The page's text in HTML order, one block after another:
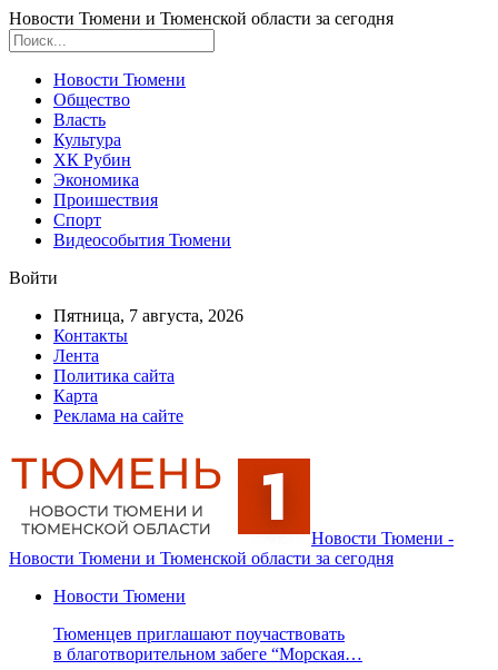
Новости Тюмени и Тюменской области за сегодня
Новости Тюмени
Общество
Власть
Культура
ХК Рубин
Экономика
Проишествия
Спорт
Видеособытия Тюмени
Войти
Пятница, 7 августа, 2026
Контакты
Лента
Политика сайта
Карта
Реклама на сайте
Новости Тюмени -
Новости Тюмени и Тюменской области за сегодня
Новости Тюмени
Тюменцев приглашают поучаствовать
в благотворительном забеге “Морская…